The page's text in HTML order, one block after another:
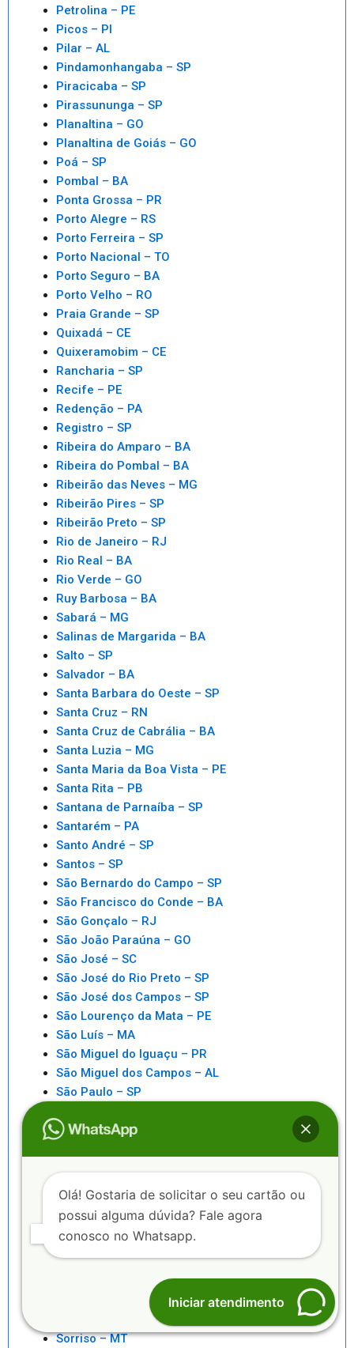
Petrolina – PE
Picos – PI
Pilar – AL
Pindamonhangaba – SP
Piracicaba – SP
Pirassununga – SP
Planaltina – GO
Planaltina de Goiás – GO
Poá – SP
Pombal – BA
Ponta Grossa – PR
Porto Alegre – RS
Porto Ferreira – SP
Porto Nacional – TO
Porto Seguro – BA
Porto Velho – RO
Praia Grande – SP
Quixadá – CE
Quixeramobim – CE
Rancharia – SP
Recife – PE
Redenção – PA
Registro – SP
Ribeira do Amparo – BA
Ribeira do Pombal – BA
Ribeirão das Neves – MG
Ribeirão Pires – SP
Ribeirão Preto – SP
Rio de Janeiro – RJ
Rio Real – BA
Rio Verde – GO
Ruy Barbosa – BA
Sabará – MG
Salinas de Margarida – BA
Salto – SP
Salvador – BA
Santa Barbara do Oeste – SP
Santa Cruz – RN
Santa Cruz de Cabrália – BA
Santa Luzia – MG
Santa Maria da Boa Vista – PE
Santa Rita – PB
Santana de Parnaíba – SP
Santarém – PA
Santo André – SP
Santos – SP
São Bernardo do Campo – SP
São Francisco do Conde – BA
São Gonçalo – RJ
São João Paraúna – GO
São José – SC
São José do Rio Preto – SP
São José dos Campos – SP
São Lourenço da Mata – PE
São Luís – MA
São Miguel do Iguaçu – PR
São Miguel dos Campos – AL
São Paulo – SP
São Sebastiao – SP
Senhor do Bonfim – BA
Serra – ES
Serrinha – BA
Sete Lagoas – MG
Sorriso – MT
Olá! Gostaria de solicitar o seu cartão ou
possui alguma dúvida? Fale agora
conosco no Whatsapp.
Iniciar atendimento